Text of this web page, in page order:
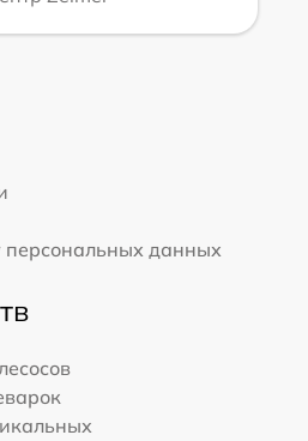
персональных данных